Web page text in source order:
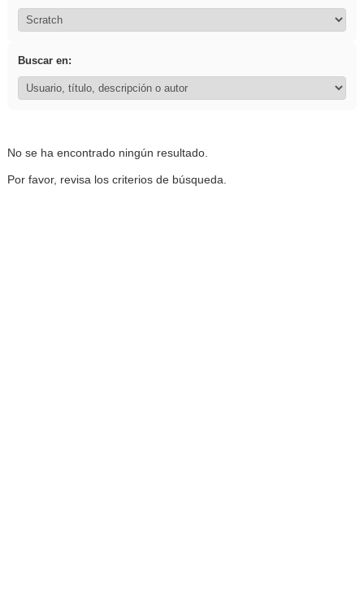
Buscar en:
No se ha encontrado ningún resultado.
Por favor, revisa los criterios de búsqueda.